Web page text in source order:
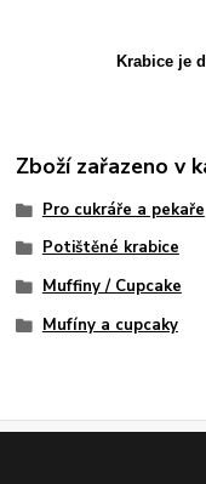
Krabice je
Zboží zařazeno v
Pro cukráře a pekaře
Potištěné krabice
Muffiny / Cupcake
Mufíny a cupcaky